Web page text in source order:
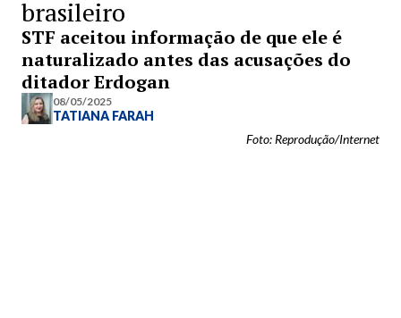
brasileiro
STF aceitou informação de que ele é
naturalizado antes das acusações do
ditador Erdogan
08/05/2025
TATIANA FARAH
Foto: Reprodução/Internet